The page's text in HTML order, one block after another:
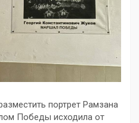
портрет Рамзана
Победы исходила от